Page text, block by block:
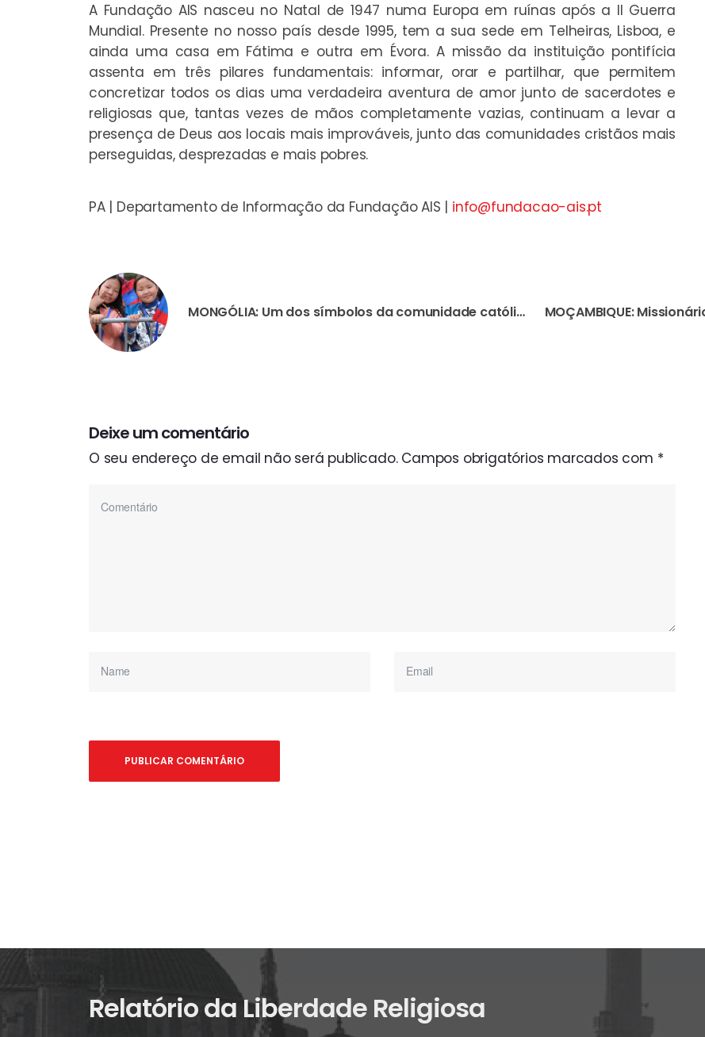
A Fundação AIS nasceu no Natal de 1947 numa Europa em ruínas após a II Guerra
Mundial. Presente no nosso país desde 1995, tem a sua sede em Telheiras, Lisboa, e
ainda uma casa em Fátima e outra em Évora. A missão da instituição pontifícia
assenta em três pilares fundamentais: informar, orar e partilhar, que permitem
concretizar todos os dias uma verdadeira aventura de amor junto de sacerdotes e
religiosas que, tantas vezes de mãos completamente vazias, continuam a levar a
presença de Deus aos locais mais improváveis, junto das comunidades cristãos mais
perseguidas, desprezadas e mais pobres.
PA | Departamento de Informação da Fundação AIS | info@fundacao-ais.pt
MONGÓLIA: Um dos símbolos da comunidade católica deste país é uma imagem de Nossa Senhora recolhida no lixo
Deixe um comentário
O seu endereço de email não será publicado. Campos obrigatórios marcados com *
Relatório da Liberdade Religiosa